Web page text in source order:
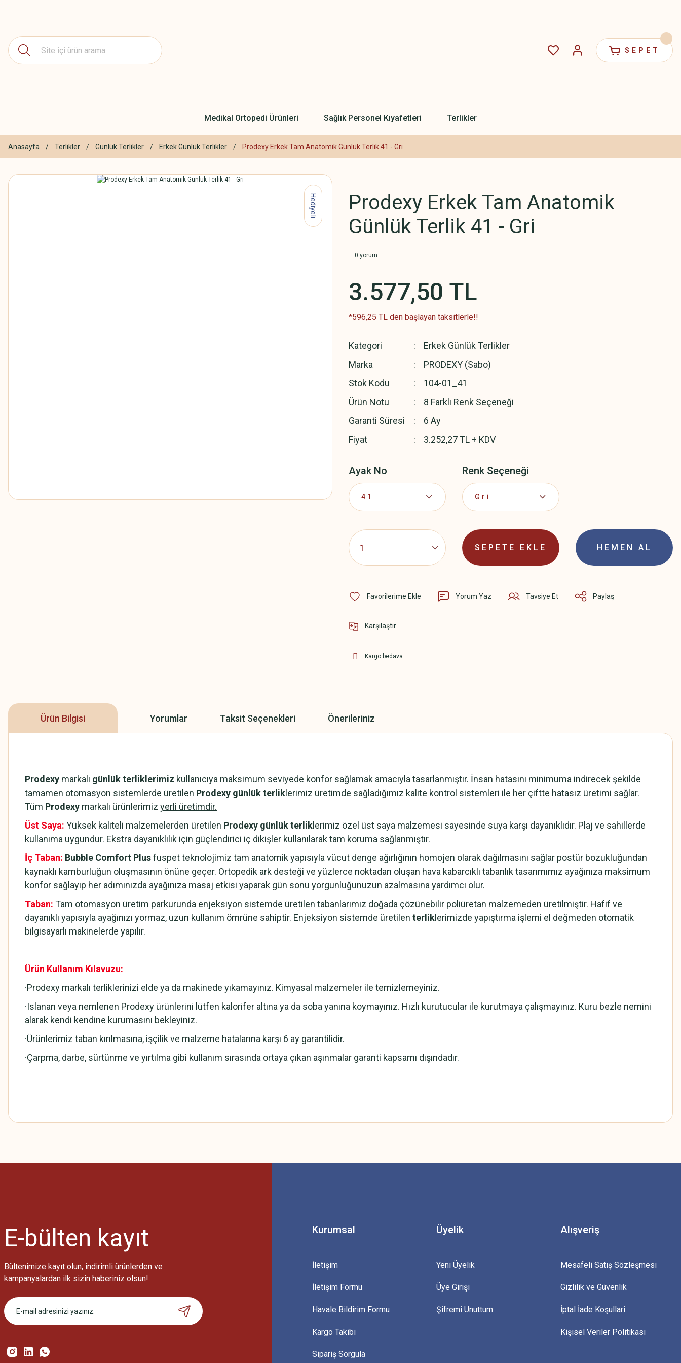
SEPET
Medikal Ortopedi Ürünleri Sağlık Personel Kıyafetleri Terlikler
Anasayfa Terlikler Günlük Terlikler Erkek Günlük Terlikler Prodexy Erkek Tam Anatomik Günlük Terlik 41 - Gri
Hediyeli
Prodexy Erkek Tam Anatomik
Günlük Terlik 41 - Gri
0 yorum
3.577,50 TL
*596,25 TL den başlayan taksitlerle!!
Kategori
Erkek Günlük Terlikler
Marka
PRODEXY (Sabo)
Stok Kodu
104-01_41
Ürün Notu
8 Farklı Renk Seçeneği
Garanti Süresi
6 Ay
Fiyat
3.252,27 TL + KDV
Ayak No Renk Seçeneği
SEPETE EKLE HEMEN AL
Yorum Yaz Tavsiye Et Paylaş
Karşılaştır
Kargo bedava
Ürün Bilgisi Yorumlar Taksit Seçenekleri Önerileriniz
Prodexy markalı günlük terliklerimiz kullanıcıya maksimum seviyede konfor sağlamak amacıyla tasarlanmıştır. İnsan hatasını minimuma indirecek şekilde
tamamen otomasyon sistemlerde üretilen Prodexy günlük terlik lerimiz üretimde sağladığımız kalite kontrol sistemleri ile her çiftte hatasız üretimi sağlar.
Tüm Prodexy markalı ürünlerimiz yerli üretimdir.
Üst Saya: Yüksek kaliteli malzemelerden üretilen Prodexy günlük terlik lerimiz özel üst saya malzemesi sayesinde suya karşı dayanıklıdır. Plaj ve sahillerde
kullanıma uygundur. Ekstra dayanıklılık için güçlendirici iç dikişler kullanılarak tam koruma sağlanmıştır.
İç Taban: Bubble Comfort Plusfuspet teknolojimiz tam anatomik yapısıyla vücut denge ağırlığının homojen olarak dağılmasını sağlar postür bozukluğundan
kaynaklı kamburluğun oluşmasının önüne geçer. Ortopedik ark desteği ve yüzlerce noktadan oluşan hava kabarcıklı tabanlık tasarımımız ayağınıza maksimum
konfor sağlayıp her adımınızda ayağınıza masaj etkisi yaparak gün sonu yorgunluğunuzun azalmasına yardımcı olur.
Taban: Tam otomasyon üretim parkurunda enjeksiyon sistemde üretilen tabanlarımız doğada çözünebilir poliüretan malzemeden üretilmiştir. Hafif ve
dayanıklı yapısıyla ayağınızı yormaz, uzun kullanım ömrüne sahiptir. Enjeksiyon sistemde üretilen terlik lerimizde yapıştırma işlemi el değmeden otomatik
bilgisayarlı makinelerde yapılır.
Ürün Kullanım Kılavuzu:
·Prodexy markalı terliklerinizi elde ya da makinede yıkamayınız. Kimyasal malzemeler ile temizlemeyiniz.
·Islanan veya nemlenen Prodexy ürünlerini lütfen kalorifer altına ya da soba yanına koymayınız. Hızlı kurutucular ile kurutmaya çalışmayınız. Kuru bezle nemini
alarak kendi kendine kurumasını bekleyiniz.
·Ürünlerimiz taban kırılmasına, işçilik ve malzeme hatalarına karşı 6 ay garantilidir.
·Çarpma, darbe, sürtünme ve yırtılma gibi kullanım sırasında ortaya çıkan aşınmalar garanti kapsamı dışındadır.
Bu ürüne ilk yorumu siz yapın!
Bu ürüne benzer farklı alternatifler olmalı.
Gönder
E-bülten kayıt
Bültenimize kayıt olun, indirimli ürünlerden ve
kampanyalardan ilk sizin haberiniz olsun!
Kurumsal
İletişim
İletişim Formu
Havale Bildirim Formu
Kargo Takibi
Sipariş Sorgula
Üyelik
Yeni Üyelik
Üye Girişi
Şifremi Unuttum
Alışveriş
Mesafeli Satış Sözleşmesi
Gizlilik ve Güvenlik
İptal İade Koşullari
Kişisel Veriler Politikası